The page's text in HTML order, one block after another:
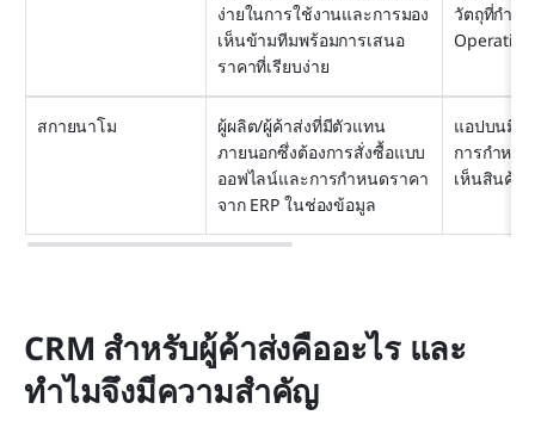
ง่ายในการใช้งานและการมอง
เห็นข้ามทีมพร้อมการเสนอ
ราคาที่เรียบง่าย
วัตถุที่กำห
สกายนาโม
ผู้ผลิต/ผู้ค้าส่งที่มีตัวแทน
ภายนอกซึ่งต้องการสั่งซื้อแบบ
ออฟไลน์และการกำหนดราคา
จาก ERP ในช่องข้อมูล
แอปบนมือ
การกำหน
เห็นสินค้า
CRM สำหรับผู้ค้าส่งคืออะไร และ
ทำไมจึงมีความสำคัญ